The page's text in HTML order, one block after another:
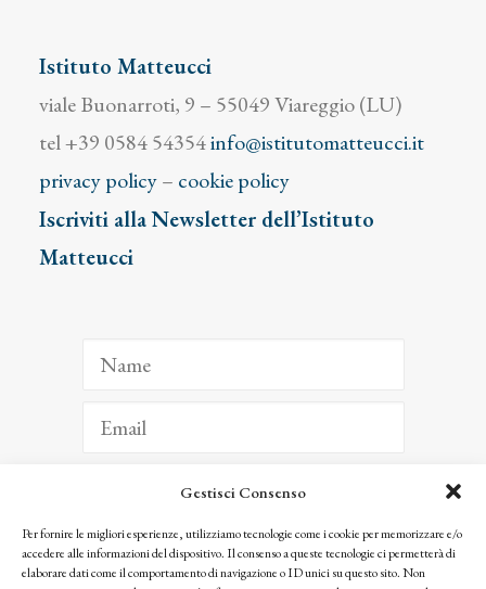
Gestisci Consenso
Per fornire le migliori esperienze, utilizziamo tecnologie come i cookie per memorizzare e/o
accedere alle informazioni del dispositivo. Il consenso a queste tecnologie ci permetterà di
elaborare dati come il comportamento di navigazione o ID unici su questo sito. Non
Istituto Matteucci
viale Buonarroti, 9 – 55049 Viareggio (LU)
tel +39 0584 54354info@istitutomatteucci.it
privacy policy– cookie policy
Iscriviti alla Newsletter dell’Istituto
Matteucci
ISCRIVITI
Facendo clic per iscriverti, riconosci che le tue informazioni saranno trattate